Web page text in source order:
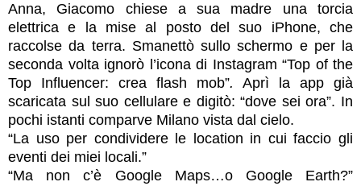
Anna, Giacomo chiese a sua madre una torcia
elettrica e la mise al posto del suo iPhone, che
raccolse da terra. Smanettò sullo schermo e per la
seconda volta ignorò l’icona di Instagram “Top of the
Top Influencer: crea flash mob”.Aprì la app già
scaricata sul suo cellulare e digitò: “dove sei ora”. In
pochi istanti comparve Milano vista dal cielo.
“La uso per condividere le location in cui faccio gli
eventi dei miei locali.”
“Ma non c’è Google Maps…o Google Earth?”